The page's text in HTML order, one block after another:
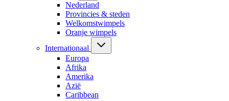
Nederland
Provincies & steden
Welkomstwimpels
Oranje wimpels
Internationaal
Europa
Afrika
Amerika
Azië
Caribbean